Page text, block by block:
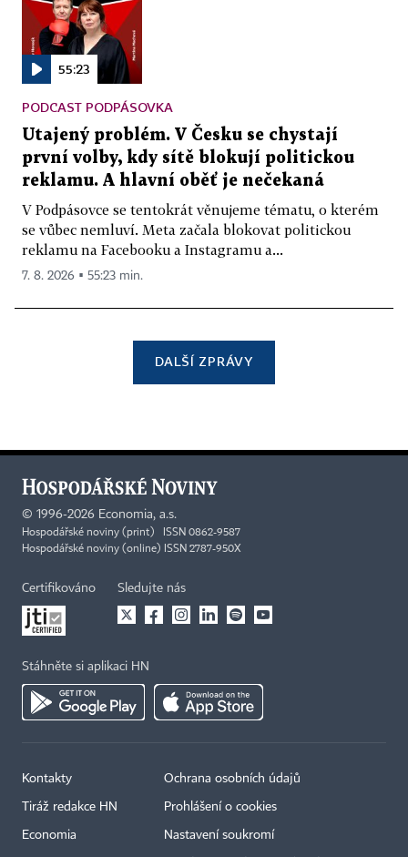
55:23
PODCAST PODPÁSOVKA
Utajený problém. V Česku se chystají
první volby, kdy sítě blokují politickou
reklamu. A hlavní oběť je nečekaná
V Podpásovce se tentokrát věnujeme tématu, o kterém
se vůbec nemluví. Meta začala blokovat politickou
reklamu na Facebooku a Instagramu a...
7. 8. 2026 ▪ 55:23 min.
DALŠÍ ZPRÁVY
© 1996-2026 Economia, a.s.
Hospodářské noviny (print) ISSN 0862-9587
Hospodářské noviny (online) ISSN 2787-950X
Certifikováno Sledujte nás
Stáhněte si aplikaci HN
Kontakty
Tiráž redakce HN
Economia
Ochrana osobních údajů
Prohlášení o cookies
Nastavení soukromí